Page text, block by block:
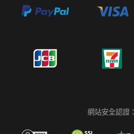
網站安全認證：